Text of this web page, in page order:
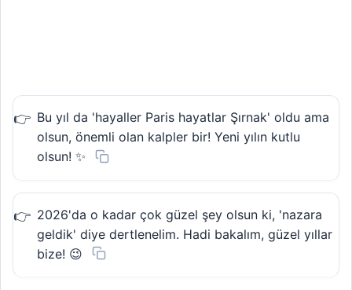
Bu yıl da 'hayaller Paris hayatlar Şırnak' oldu ama
olsun, önemli olan kalpler bir! Yeni yılın kutlu
olsun! ✨
2026'da o kadar çok güzel şey olsun ki, 'nazara
geldik' diye dertlenelim. Hadi bakalım, güzel yıllar
bize! 😉